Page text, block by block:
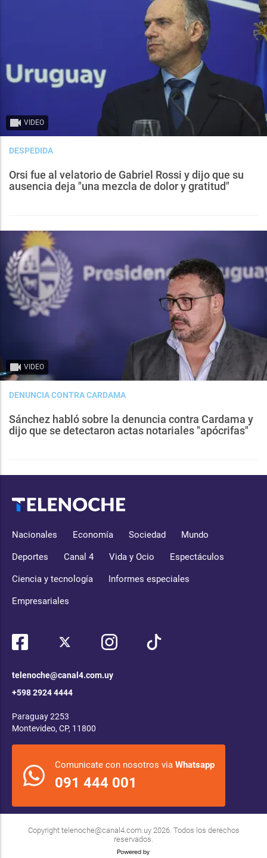
VIDEO
DESPEDIDA
Orsi fue al velatorio de Gabriel Rossi y dijo que su
ausencia deja "una mezcla de dolor y gratitud"
VIDEO
DENUNCIA CONTRA CARDAMA
Sánchez habló sobre la denuncia contra Cardama y
dijo que se detectaron actas notariales "apócrifas"
Nacionales Economía Sociedad Mundo
Deportes Canal 4 Vida y Ocio Espectáculos
Ciencia y tecnología Informes especiales
Empresariales
telenoche@canal4.com.uy
+598 2924 4444
Paraguay 2253
Montevideo, CP, 11800
Comunicate con nosotros via Whatsapp
091 444 001
Copyright telenoche@canal4.com.uy2026. Todos los derechos
reservados.